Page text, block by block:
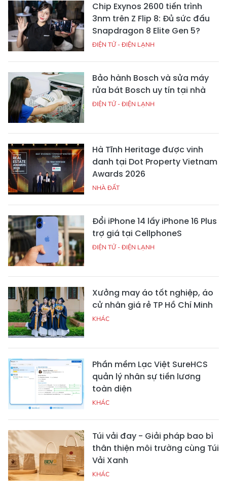
Chip Exynos 2600 tiến trình
3nm trên Z Flip 8: Đủ sức đấu
Snapdragon 8 Elite Gen 5?
ĐIỆN TỬ - ĐIỆN LẠNH
Bảo hành Bosch và sửa máy
rửa bát Bosch uy tín tại nhà
ĐIỆN TỬ - ĐIỆN LẠNH
Hà Tĩnh Heritage được vinh
danh tại Dot Property Vietnam
Awards 2026
NHÀ ĐẤT
Đổi iPhone 14 lấy iPhone 16 Plus
trợ giá tại CellphoneS
ĐIỆN TỬ - ĐIỆN LẠNH
Xưởng may áo tốt nghiệp, áo
cử nhân giá rẻ TP Hồ Chí Minh
KHÁC
Phần mềm Lạc Việt SureHCS
quản lý nhân sự tiền lương
toàn diện
KHÁC
Túi vải đay - Giải pháp bao bì
thân thiện môi trường cùng Túi
Vải Xanh
KHÁC